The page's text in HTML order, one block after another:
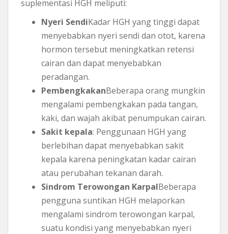
suplementasi HGH meliputi:
Nyeri SendiKadar HGH yang tinggi dapat
menyebabkan nyeri sendi dan otot, karena
hormon tersebut meningkatkan retensi
cairan dan dapat menyebabkan
peradangan.
PembengkakanBeberapa orang mungkin
mengalami pembengkakan pada tangan,
kaki, dan wajah akibat penumpukan cairan.
Sakit kepala: Penggunaan HGH yang
berlebihan dapat menyebabkan sakit
kepala karena peningkatan kadar cairan
atau perubahan tekanan darah.
Sindrom Terowongan KarpalBeberapa
pengguna suntikan HGH melaporkan
mengalami sindrom terowongan karpal,
suatu kondisi yang menyebabkan nyeri